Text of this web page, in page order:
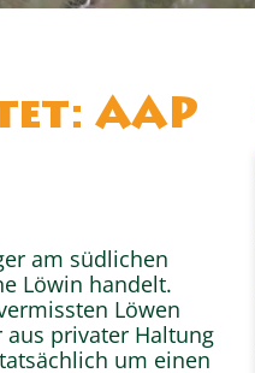
AAP
am südlichen
Löwin handelt.
Löwen
aus privater Haltung
um einen